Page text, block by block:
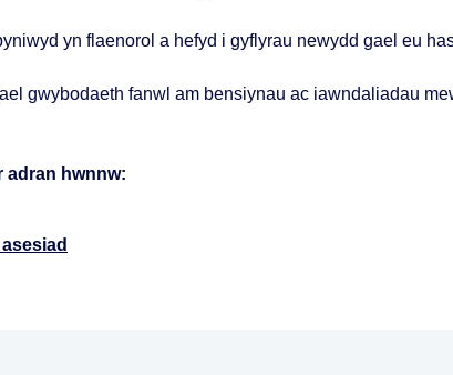
yn flaenorol a hefyd i gyflyrau newydd gael eu
gwybodaeth fanwl am bensiynau ac iawndaliadau
adran hwnnw: